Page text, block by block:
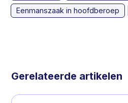
Eenmanszaak in hoofdberoep
Gerelateerde artikelen